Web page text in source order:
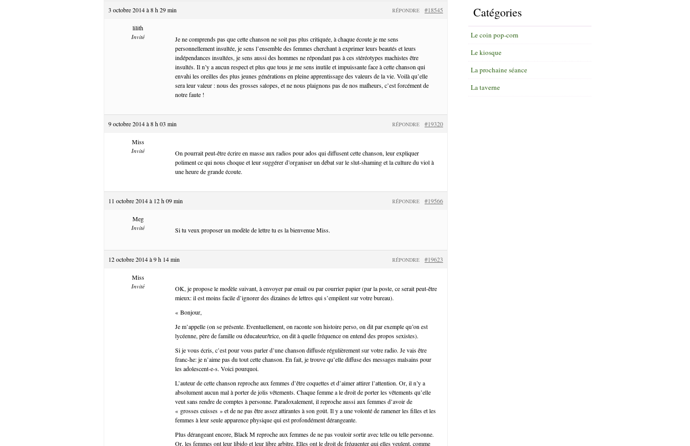
3 octobre 2014 à 8 h 29 min #18545
RÉPONDRE
lilith
Invité
Je ne comprends pas que cette chanson ne soit pas plus critiquée, à chaque écoute je me sens
personnellement insultée, je sens l’ensemble des femmes cherchant à exprimer leurs beautés et leurs
indépendances insultées, je sens aussi des hommes ne répondant pas à ces stéréotypes machistes être
insultés. Il n’y a aucun respect et plus que tous je me sens inutile et impuissante face à cette chanson qui
envahi les oreilles des plus jeunes générations en pleine apprentissage des valeurs de la vie. Voilà qu’elle
sera leur valeur : nous des grosses salopes, et ne nous plaignons pas de nos malheurs, c’est forcément de
notre faute !
9 octobre 2014 à 8 h 03 min #19320
RÉPONDRE
Miss
Invité
On pourrait peut-être écrire en masse aux radios pour ados qui diffusent cette chanson, leur expliquer
poliment ce qui nous choque et leur suggérer d’organiser un débat sur le slut-shaming et la culture du viol à
une heure de grande écoute.
11 octobre 2014 à 12 h 09 min #19566
RÉPONDRE
Meg
Invité Si tu veux proposer un modèle de lettre tu es la bienvenue Miss.
12 octobre 2014 à 9 h 14 min #19623
RÉPONDRE
Miss
Invité
OK, je propose le modèle suivant, à envoyer par email ou par courrier papier (par la poste, ce serait peut-être
mieux: il est moins facile d’ignorer des dizaines de lettres qui s’empilent sur votre bureau).
« Bonjour,
Je m’appelle (on se présente. Eventuellement, on raconte son histoire perso, on dit par exemple qu’on est
lycéenne, père de famille ou éducateur/trice, on dit à quelle fréquence on entend des propos sexistes).
Si je vous écris, c’est pour vous parler d’une chanson diffusée régulièrement sur votre radio. Je vais être
franc-he: je n’aime pas du tout cette chanson. En fait, je trouve qu’elle diffuse des messages malsains pour
les adolescent-e-s. Voici pourquoi.
L’auteur de cette chanson reproche aux femmes d’être coquettes et d’aimer attirer l’attention. Or, il n’y a
absolument aucun mal à porter de jolis vêtements. Chaque femme a le droit de porter les vêtements qu’elle
veut sans rendre de comptes à personne. Paradoxalement, il reproche aussi aux femmes d’avoir de
« grosses cuisses » et de ne pas être assez attirantes à son goût. Il y a une volonté de ramener les filles et les
femmes à leur seule apparence physique qui est profondément dérangeante.
Plus dérangeant encore, Black M reproche aux femmes de ne pas vouloir sortir avec telle ou telle personne.
Or, les femmes ont leur libido et leur libre arbitre. Elles ont le droit de fréquenter qui elles veulent, comme
Catégories
Le coin pop-corn
Le kiosque
La prochaine séance
La taverne